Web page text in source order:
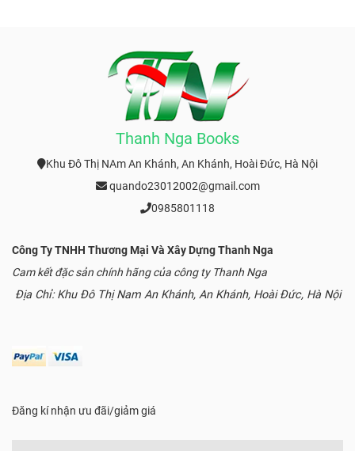
Thanh Nga Books
Khu Đô Thị NAm An Khánh, An Khánh, Hoài Đức, Hà Nội
quando23012002@gmail.com
0985801118
Công Ty TNHH Thương Mại Và Xây Dựng Thanh Nga
Cam kết đặc sản chính hãng của công ty Thanh Nga
Địa Chỉ: Khu Đô Thị Nam An Khánh, An Khánh, Hoài Đức, Hà Nội
Đăng kí nhận ưu đãi/giảm giá